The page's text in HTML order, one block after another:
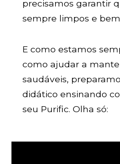
precisamos garantir
sempre limpos e
E como estamos
como ajudar a
saudáveis,
didático ensinando
seu Purific. Olha só: